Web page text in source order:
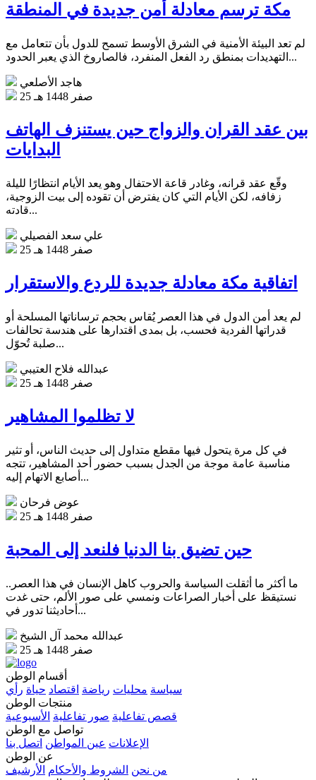
مكة ترسم معادلة أمن جديدة في المنطقة
لم تعد البيئة الأمنية في الشرق الأوسط تسمح للدول بأن تتعامل مع
التهديدات بمنطق رد الفعل المنفرد، فالصاروخ الذي يعبر الحدود...
هاجد الأصلعي
25 صفر 1448 هـ
بين عقد القران والزواج حين يستنزف الهاتف
البدايات
وقّع عقد قرانه، وغادر قاعة الاحتفال وهو يعد الأيام انتظارًا لليلة
زفافه، لكن الأيام التي كان يفترض أن تقوده إلى بيت الزوجية،
قادته...
علي سعد الفصيلي
25 صفر 1448 هـ
اتفاقية مكة معادلة جديدة للردع والاستقرار
لم يعد أمن الدول في هذا العصر يُقاس بحجم ترساناتها المسلحة أو
قدراتها الفردية فحسب، بل بمدى اقتدارها على هندسة تحالفات
صلبة تُحوّل...
عبدالله فلاح العتيبي
25 صفر 1448 هـ
لا تظلموا المشاهير
في كل مرة يتحول فيها مقطع متداول إلى حديث الناس، أو تثير
مناسبة عامة موجة من الجدل بسبب حضور أحد المشاهير، تتجه
أصابع الاتهام إليه...
عوض فرحان
25 صفر 1448 هـ
حين تضيق بنا الدنيا فلنعد إلى المحبة
ما أكثر ما أثقلت السياسة والحروب كاهل الإنسان في هذا العصر..
نستيقظ على أخبار الصراعات ونمسي على صور الألم، حتى غدت
أحاديثنا تدور في...
عبدالله محمد آل الشيخ
25 صفر 1448 هـ
أقسام الوطن
سياسة محليات رياضة اقتصاد حياة رأي
منتجات الوطن
قصص تفاعلية صور تفاعلية الأسبوعية
تواصل مع الوطن
الإعلانات عين المواطن اتصل بنا
عن الوطن
من نحن الشروط والأحكام الأرشيف